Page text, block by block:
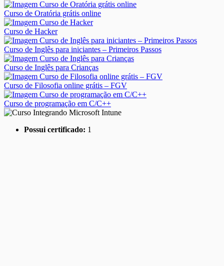
Curso de Oratória grátis online
Curso de Hacker
Curso de Inglês para iniciantes – Primeiros Passos
Curso de Inglês para Crianças
Curso de Filosofia online grátis – FGV
Curso de programação em C/C++
Possui certificado: 1